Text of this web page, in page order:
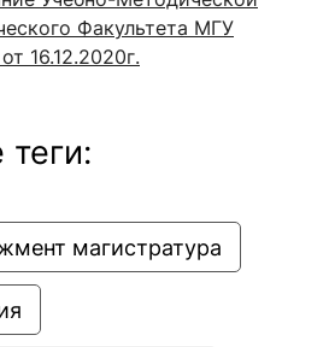
Факультета МГУ
16.12.2020г.
магистратура